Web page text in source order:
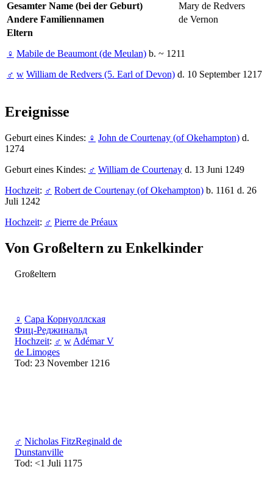
Gesamter Name (bei der Geburt)
Mary de Redvers
Andere Familiennamen
de Vernon
Eltern
♀ Mabile de Beaumont (de Meulan) b. ~ 1211
♂ w William de Redvers (5. Earl of Devon) d. 10 September 1217
Ereignisse
Geburt eines Kindes: ♀ John de Courtenay (of Okehampton) d.
1274
Geburt eines Kindes: ♂ William de Courtenay d. 13 Juni 1249
Hochzeit: ♂ Robert de Courtenay (of Okehampton) b. 1161 d. 26
Juli 1242
Hochzeit: ♂ Pierre de Préaux
Von Großeltern zu Enkelkinder
Großeltern
♀ Сара Корнуоллская
Фиц-Реджинальд
Hochzeit: ♂ w Adémar V
de Limoges
Tod: 23 November 1216
♂ Nicholas FitzReginald de
Dunstanville
Tod: <1 Juli 1175